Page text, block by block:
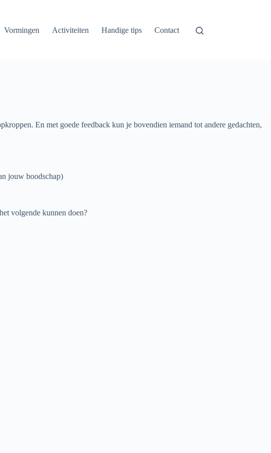
Vormingen Activiteiten Handige tips Contact
En met goede feedback kun je bovendien iemand tot andere gedachten,
jouw boodschap)
volgende kunnen doen?